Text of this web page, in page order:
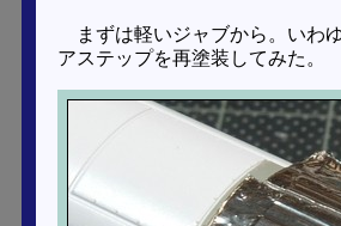
まずは軽いジャブから。いわ
アステップを再塗装してみた。